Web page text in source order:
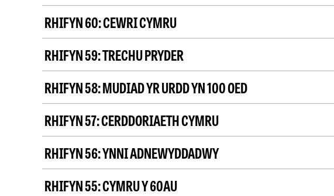
RHIFYN 60:CEWRI CYMRU
RHIFYN 59:TRECHU PRYDER
RHIFYN 58:MUDIAD YR URDD YN 100 OED
RHIFYN 57:CERDDORIAETH CYMRU
RHIFYN 56:YNNI ADNEWYDDADWY
RHIFYN 55:CYMRU Y 60AU